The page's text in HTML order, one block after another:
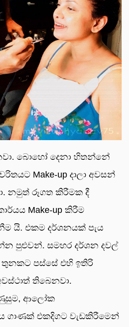
බොහෝ දෙනා හිතන්නේ
Make-up දාලා අවසන්
නමුත් රූගත කිරීමක දී
Make-up කිරීම
යි. එකම දර්ශනයක් පැය
පුළුවන්. සමහර දර්ශන දවල්
පස්සේ එහි ඉතිරි
තිබෙනවා.
ආලෝක
ගාණක් එකදිගට වැඩකිරීමෙන්